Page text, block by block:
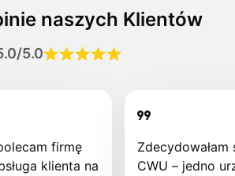
naszych Klientów
5.0
firmę
klienta na
CWU – jedno